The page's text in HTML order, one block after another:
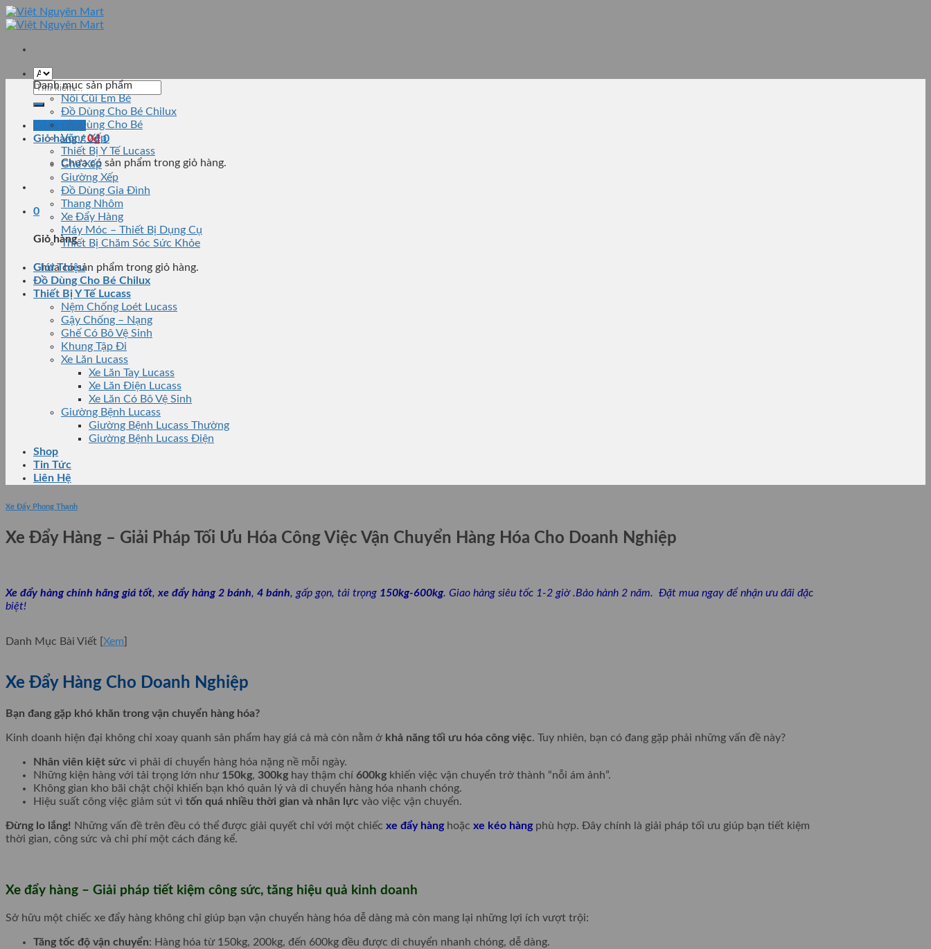
Skip
to
Tìm
kiếm:
Đăng nhập
Giỏ hàng /0₫ 0
Chưa có sản phẩm trong giỏ hàng.
0
Giỏ hàng
Chưa có sản phẩm trong giỏ hàng.
Danh mục sản phẩm
Nôi Cũi Em Bé
Đồ Dùng Cho Bé Chilux
Đồ Dùng Cho Bé
Võng Xếp
Thiết Bị Y Tế Lucass
Ghế Xếp
Giường Xếp
Đồ Dùng Gia Đình
Thang Nhôm
Xe Đẩy Hàng
Máy Móc – Thiết Bị Dụng Cụ
Thiết Bị Chăm Sóc Sức Khỏe
Giới Thiệu
Đồ Dùng Cho Bé Chilux
Thiết Bị Y Tế Lucass
Nệm Chống Loét Lucass
Gậy Chống – Nạng
Ghế Có Bô Vệ Sinh
Khung Tập Đi
Xe Lăn Lucass
Xe Lăn Tay Lucass
Xe Lăn Điện Lucass
Xe Lăn Có Bô Vệ Sinh
Giường Bệnh Lucass
Giường Bệnh Lucass Thường
Giường Bệnh Lucass Điện
Shop
Tin Tức
Liên Hệ
Xe Đẩy Phong Thạnh
Xe Đẩy Hàng – Giải Pháp Tối Ưu Hóa Công Việc Vận Chuyển Hàng Hóa Cho Doanh Nghiệp
Xe đẩy hàng chính hãng giá tốt, xe đẩy hàng 2 bánh, 4 bánh, gấp gọn, tải trọng 150kg-600kg. Giao hàng siêu tốc 1-2 giờ .Bảo hành 2 năm. Đặt mua ngay để nhận ưu đãi đặc
biệt!
Danh Mục Bài Viết Xem
Xe Đẩy Hàng Cho Doanh Nghiệp
Bạn đang gặp khó khăn trong vận chuyển hàng hóa?
Kinh doanh hiện đại không chỉ xoay quanh sản phẩm hay giá cả mà còn nằm ở khả năng tối ưu hóa công việc. Tuy nhiên, bạn có đang gặp phải những vấn đề này?
Nhân viên kiệt sức vì phải di chuyển hàng hóa nặng nề mỗi ngày.
Những kiện hàng với tải trọng lớn như 150kg, 300kg hay thậm chí 600kg khiến việc vận chuyển trở thành “nỗi ám ảnh”.
Không gian kho bãi chật chội khiến bạn khó quản lý và di chuyển hàng hóa nhanh chóng.
Hiệu suất công việc giảm sút vì tốn quá nhiều thời gian và nhân lực vào việc vận chuyển.
Đừng lo lắng! Những vấn đề trên đều có thể được giải quyết chỉ với một chiếc xe đẩy hànghoặc xe kéo hàngphù hợp. Đây chính là giải pháp tối ưu giúp bạn tiết kiệm
thời gian, công sức và chi phí một cách đáng kể.
Xe đẩy hàng – Giải pháp tiết kiệm công sức, tăng hiệu quả kinh doanh
Sở hữu một chiếc xe đẩy hàng không chỉ giúp bạn vận chuyển hàng hóa dễ dàng mà còn mang lại những lợi ích vượt trội:
Tăng tốc độ vận chuyển: Hàng hóa từ 150kg, 200kg, đến 600kg đều được di chuyển nhanh chóng, dễ dàng.